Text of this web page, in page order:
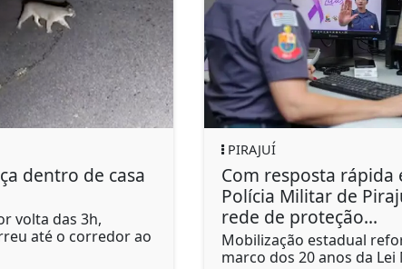
Com resposta rápida e acolhimento,
Polícia Militar de Pirajuí fortalece
rede de proteção...
Mobilização estadual reforça fiscalização no
marco dos 20 anos da Lei Maria da Penha;...